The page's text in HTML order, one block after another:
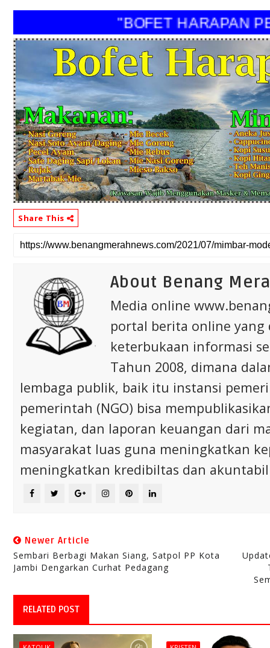
"BOFET HARAPAN
Share This
About Benang
Media online
portal berita online
keterbukaan informasi
Tahun 2008, dimana
lembaga publik, baik itu instansi
pemerintah (NGO) bisa
kegiatan, dan laporan keuangan dari
masyarakat luas guna meningkatkan
meningkatkan kredibiltas dan
Newer Article
Sembari Berbagi Makan Siang, Satpol PP Kota
Jambi Dengarkan Curhat Pedagang
RELATED POST